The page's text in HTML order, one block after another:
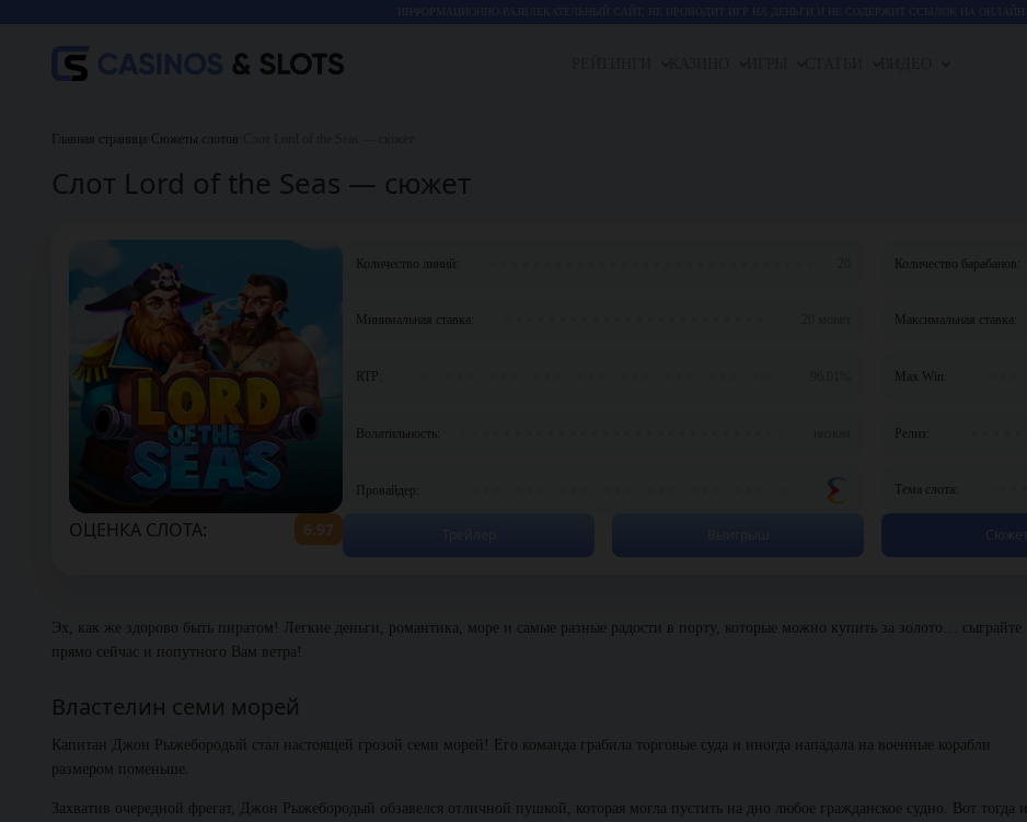
Главная страница Сюжеты слотов
Слот Lord of the Seas — сюжет
ОЦЕНКА СЛОТА: 6.97
Количество линий: Количество барабанов:
Минимальная ставка: Максимальная ставка:
RTP: Max Win:
Волатильность: Релиз:
Провайдер: Тема слота:
Сюжет
Эх, как же здорово быть пиратом! Легкие деньги, романтика, море и самые разные радости в порту, которые можно купить за золото… сыграйте
прямо сейчас и попутного Вам ветра!
Властелин семи морей
Капитан Джон Рыжебородый стал настоящей грозой семи морей! Его команда грабила торговые суда и иногда нападала на военные корабли
размером поменьше.
Захватив очередной фрегат, Джон Рыжебородый обзавелся отличной пушкой, которая могла пустить на дно любое гражданское судно. Вот тогда и